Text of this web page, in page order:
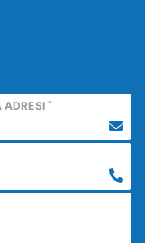
ADRESI *